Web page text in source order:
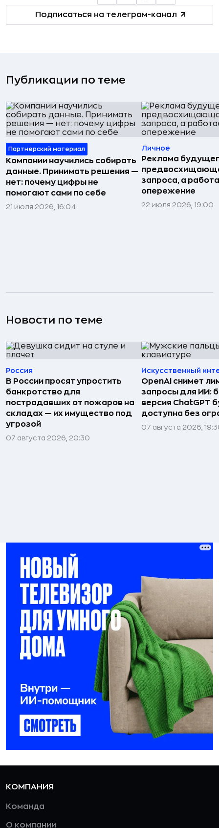
Подписаться на телеграм-канал
Публикации по теме
Партнёрский материал
Компании научились собирать
данные. Принимать решения —
нет: почему цифры не
помогают сами по себе
21 июля 2026, 16:04
Личное
Реклама
запроса, а
опережение
22 июля 2026, 19:00
Новости по теме
Россия
В России просят упростить
банкротство для
пострадавших от пожаров на
складах — их имущество под
угрозой
07 августа 2026, 20:30
Искусственный
OpenAI снимет
запросы для ИИ:
версия ChatGPT
доступна без
07 августа 2026,
КОМПАНИЯ
Команда
О компании